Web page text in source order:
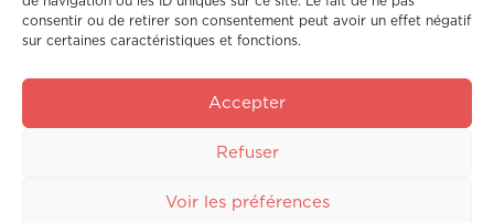
consentir ou de retirer son consentement peut avoir un effet négatif
sur certaines caractéristiques et fonctions.
Accepter
Refuser
Voir les préférences
o
m
*